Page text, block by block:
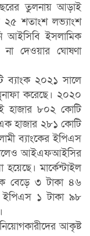
তুলনায় আড়াই
শতাংশ লভ্যাংশ
আইসিবি ইসলামিক
না দেওয়ার ঘোষণা
ব্যাংক ২০২১ সালে
করেছে। ২০২০
হাজার ৮০২ কোটি
হাজার ২৮১ কোটি
ব্যাংকের ইপিএস
আইএফআইসির
মার্কেন্টাইল
বেড়ে ৩ টাকা ৪৬
ইপিএস ১ টাকা ৯৮
আকৃষ্ট